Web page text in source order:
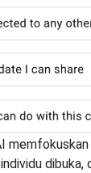
memfokuskan
dibuka,